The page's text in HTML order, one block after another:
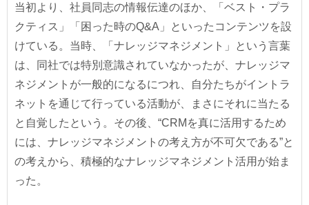
当初より、社員同志の情報伝達のほか、「ベスト・プラ
クティス」「困った時のQ&A」といったコンテンツを設
けている。当時、「ナレッジマネジメント」という言葉
は、同社では特別意識されていなかったが、ナレッジマ
ネジメントが一般的になるにつれ、自分たちがイントラ
ネットを通じて行っている活動が、まさにそれに当たる
と自覚したという。その後、“CRMを真に活用するため
には、ナレッジマネジメントの考え方が不可欠である”と
の考えから、積極的なナレッジマネジメント活用が始ま
った。